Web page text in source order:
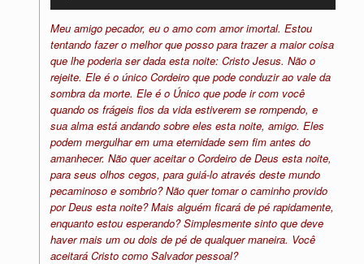
Meu amigo pecador, eu o amo com amor imortal. Estou
tentando fazer o melhor que posso para trazer a maior coisa
que lhe poderia ser dada esta noite: Cristo Jesus. Não o
rejeite. Ele é o único Cordeiro que pode conduzir ao vale da
sombra da morte. Ele é o Único que pode ir com você
quando os frágeis fios da vida estiverem se rompendo, e
sua alma está andando sobre eles esta noite, amigo. Eles
podem mergulhar em uma eternidade sem fim antes do
amanhecer. Não quer aceitar o Cordeiro de Deus esta noite,
para seus olhos cegos, para guiá-lo através deste mundo
pecaminoso e sombrio? Não quer tomar o caminho provido
por Deus esta noite? Mais alguém ficará de pé rapidamente,
enquanto estou esperando? Simplesmente sinto que deve
haver mais um ou dois de pé de qualquer maneira. Você
aceitará Cristo como Salvador pessoal?